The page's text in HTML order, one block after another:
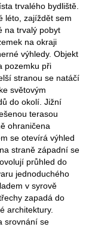
trvalého bydliště.
léto, zajíždět sem
na trvalý pobyt
na okraji
výhledy. Objekt
pozemku při
stranou se natáčí
světovým
do okolí. Jižní
terasou
ohraničena
se otevírá výhled
straně západní se
průhled do
jednoduchého
v syrově
zapadá do
architektury.
srovnání se